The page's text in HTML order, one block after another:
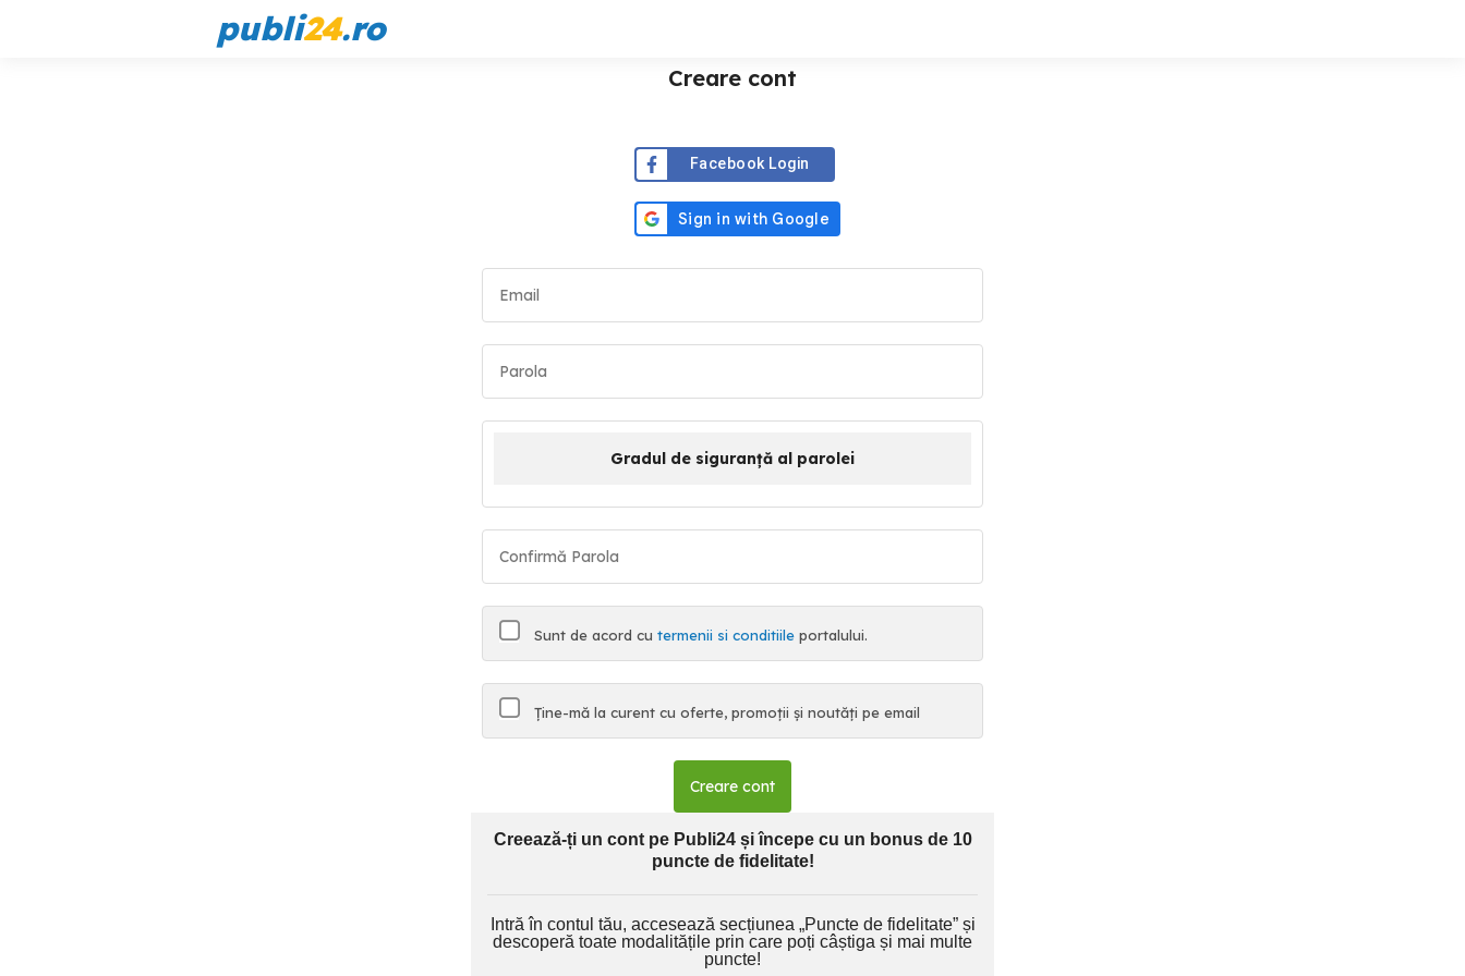
publi24.ro
Creare cont
Facebook Login
Gradul de siguranță al parolei
Sunt de acord cu termenii si conditiile portalului.
Ține-mă la curent cu oferte, promoții și noutăți pe email
Creare cont
Creează-ți un cont pe Publi24 și începe cu un bonus de 10
puncte de fidelitate!
Intră în contul tău, accesează secțiunea „Puncte de fidelitate” și
descoperă toate modalitățile prin care poți câștiga și mai multe
puncte!